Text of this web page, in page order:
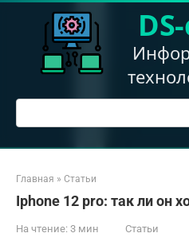
Перейти
Поиск:
Главная » Статьи
Iphone 12 pro: так ли он
На чтение: 3 мин Статьи